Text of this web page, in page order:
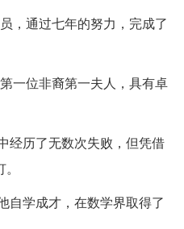
，通过七年的努力，完成了
一位非裔第一夫人，具有卓
经历了无数次失败，但凭借
自学成才，在数学界取得了